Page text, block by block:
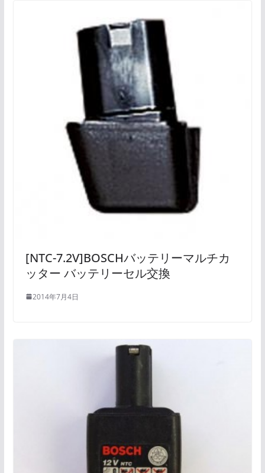
[NTC-7.2V]BOSCHバッテリーマルチカ
ッター バッテリーセル交換
2014年7月4日